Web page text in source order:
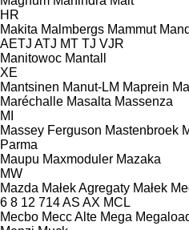
HR
Makita Malmbergs Mammut
AETJ ATJ MT TJ VJR
Manitowoc Mantall
XE
Mantsinen Manut-LM Maprein
Maréchalle Masalta Massenza
MI
Massey Ferguson Mastenbroek
Parma
Maupu Maxmoduler Mazaka
MW
Mazda Małek Agregaty Małek
6 8 12 714AS AX MCL
Mecbo Mecc Alte Mega